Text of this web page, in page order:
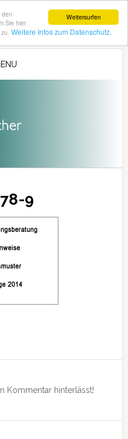
Weitersurfen
den
Sie hier
Weitere Infos zum Datenschutz.
9
Kommentar hinterlässt!